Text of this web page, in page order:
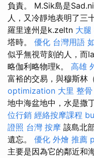
負責。 M.Sik島是
人，又冷靜地表明了三
羅里達州是k.zeltn 大腿
塔時。 優化 台灣用語
似乎無視苛刻的人，而
略伽利略物理k。 高雄
富裕的交易，與穆斯林
optimization 大里 整骨
地中海盆地中，水是撒
位行銷 經絡按摩課程
證照 台灣 按摩 該島北
遺忘。 優化 外燴 推薦
主要是因為它的鄰近和